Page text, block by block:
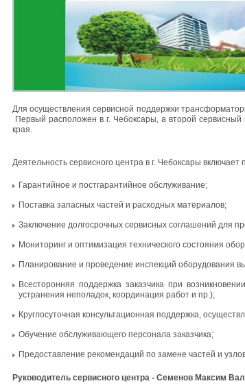
Для осуществления сервисной поддержки
Первый расположен в г. Чебоксары, а второй
края.
Деятельность сервисного центра в г. Чебоксары
Гарантийное и постгарантийное обслуживание;
Поставка запасных частей и расходных материалов;
Заключение долгосрочных сервисных соглашений для
Мониторинг и оптимизация технического состояния
Планирование и проведение инспекций оборудования
Всесторонняя поддержка заказчика при
устранения неполадок, координация работ и пр.);
Круглосуточная консультационная поддержка,
Обучение обслуживающего персонала заказчика;
Предоставление рекомендаций по замене частей и
Руководитель сервисного центра - Семенов Максим